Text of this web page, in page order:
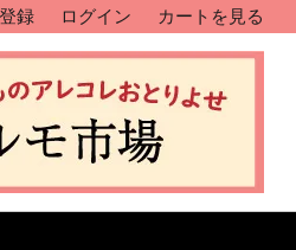
録 ログイン カートを見る